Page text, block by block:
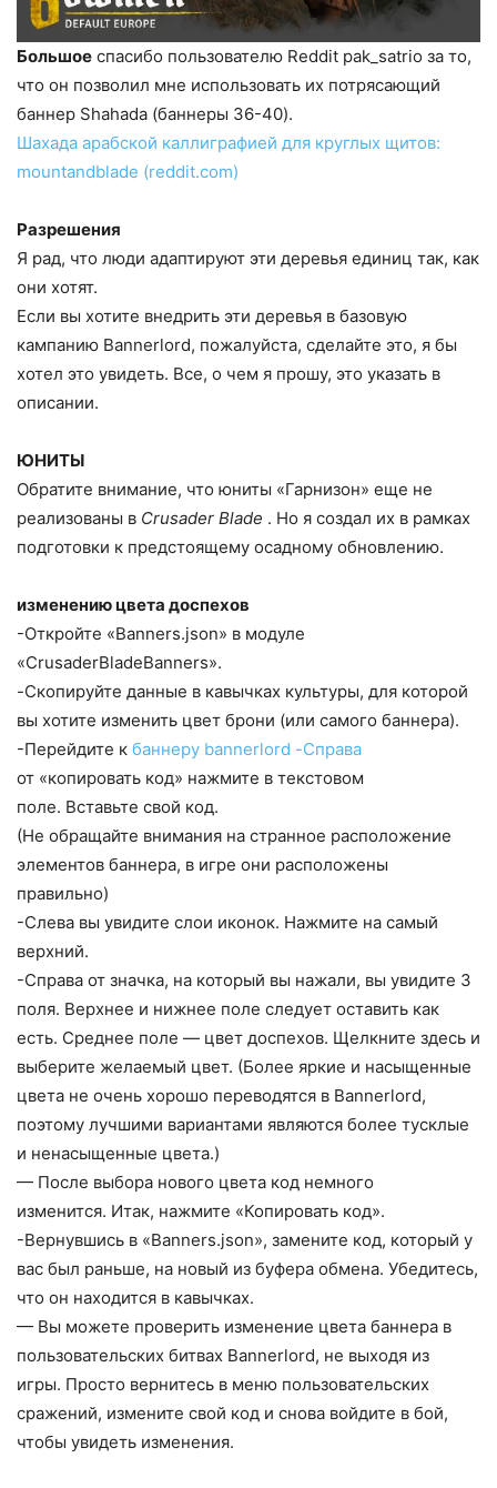
Большое спасибо пользователю Reddit pak_satrio за то,
что он позволил мне использовать их потрясающий
баннер Shahada (баннеры 36-40).
Шахада арабской каллиграфией для круглых щитов:
mountandblade (reddit.com)
Разрешения
Я рад, что люди адаптируют эти деревья единиц так, как
они хотят.
Если вы хотите внедрить эти деревья в базовую
кампанию Bannerlord, пожалуйста, сделайте это, я бы
хотел это увидеть. Все, о чем я прошу, это указать в
описании.
ЮНИТЫ
Обратите внимание, что юниты «Гарнизон» еще не
реализованы в Crusader Blade . Но я создал их в рамках
подготовки к предстоящему осадному обновлению.
изменению цвета доспехов
-Откройте «Banners.json» в модуле
«CrusaderBladeBanners».
-Скопируйте данные в кавычках культуры, для которой
вы хотите изменить цвет брони (или самого баннера).
-Перейдите к баннеру bannerlord -Справа
от «копировать код» нажмите в текстовом
поле. Вставьте свой код.
(Не обращайте внимания на странное расположение
элементов баннера, в игре они расположены
правильно)
-Слева вы увидите слои иконок. Нажмите на самый
верхний.
-Справа от значка, на который вы нажали, вы увидите 3
поля. Верхнее и нижнее поле следует оставить как
есть. Среднее поле — цвет доспехов. Щелкните здесь и
выберите желаемый цвет. (Более яркие и насыщенные
цвета не очень хорошо переводятся в Bannerlord,
поэтому лучшими вариантами являются более тусклые
и ненасыщенные цвета.)
— После выбора нового цвета код немного
изменится. Итак, нажмите «Копировать код».
-Вернувшись в «Banners.json», замените код, который у
вас был раньше, на новый из буфера обмена. Убедитесь,
что он находится в кавычках.
— Вы можете проверить изменение цвета баннера в
пользовательских битвах Bannerlord, не выходя из
игры. Просто вернитесь в меню пользовательских
сражений, измените свой код и снова войдите в бой,
чтобы увидеть изменения.